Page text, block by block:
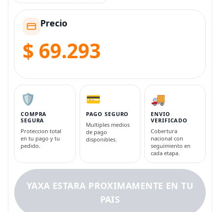
Precio
$ 69.293
🛡️
COMPRA
SEGURA
Proteccion total
en tu pago y tu
pedido.
💳
PAGO SEGURO
Multiples medios
de pago
disponibles.
🚚
ENVIO
VERIFICADO
Cobertura
nacional con
seguimiento en
cada etapa.
YAXA ESTARA PROXIMAMENTE EN TU
PAIS